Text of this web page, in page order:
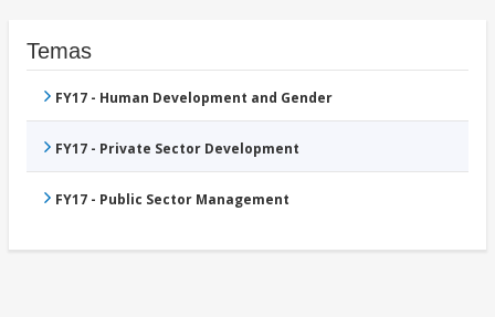
Temas
FY17 - Human Development and Gender
FY17 - Private Sector Development
FY17 - Public Sector Management